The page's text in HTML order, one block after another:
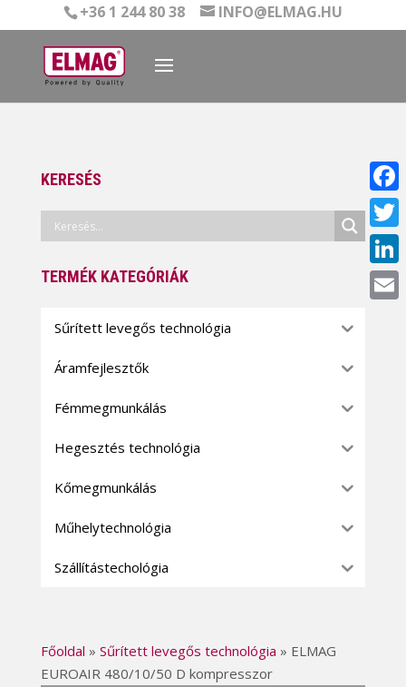
+36 1 244 80 38 INFO@ELMAG.HU
Főoldal » Sűrített levegős technológia » ELMAG
EUROAIR 480/10/50 D kompresszor
KERESÉS
TERMÉK KATEGÓRIÁK
Sűrített levegős technológia
Áramfejlesztők
Fémmegmunkálás
Hegesztés technológia
Kőmegmunkálás
Műhelytechnológia
Szállítástechológia